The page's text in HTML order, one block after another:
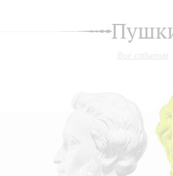
Все события